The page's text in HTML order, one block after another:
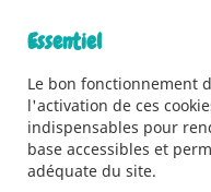
Essentiel
Le bon fonctionnement
l'activation de ces
indispensables pour
base accessibles et
adéquate du site.